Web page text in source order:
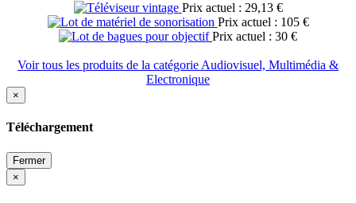
Prix actuel : 29,13 €
Prix actuel : 105 €
Prix actuel : 30 €
Voir tous les produits de la catégorie Audiovisuel, Multimédia &
Electronique
×
Téléchargement
Fermer
×